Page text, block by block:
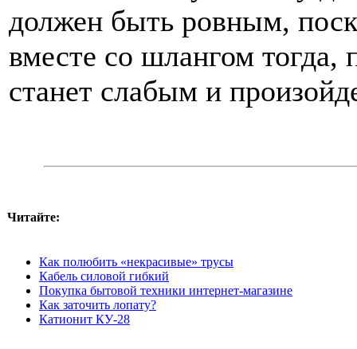
должен быть ровным,
вместе со шлангом тогда,
станет слабым и
Читайте:
Как полюбить «некрасивые» трусы
Кабель силовой гибкий
Покупка бытовой техники интернет-магазине
Как заточить лопату?
Катионит КУ-28